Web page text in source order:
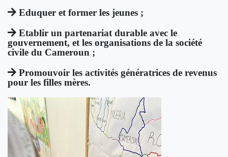
Eduquer et former les jeunes ;
Etablir un partenariat durable avec le
gouvernement, et les organisations de la société
civile du Cameroun ;
Promouvoir les activités génératrices de revenus
pour les filles mères.